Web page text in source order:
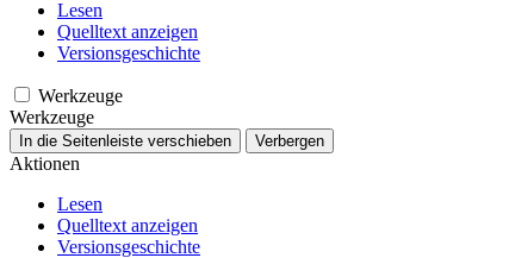
Lesen
Quelltext anzeigen
Versionsgeschichte
Werkzeuge
Werkzeuge
In die Seitenleiste verschieben Verbergen
Aktionen
Lesen
Quelltext anzeigen
Versionsgeschichte